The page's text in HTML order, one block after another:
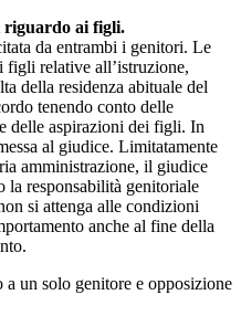
riguardo ai figli.
da entrambi i genitori. Le
figli relative all’istruzione,
della residenza abituale del
tenendo conto delle
delle aspirazioni dei figli. In
al giudice. Limitatamente
amministrazione, il giudice
la responsabilità genitoriale
si attenga alle condizioni
anche al fine della
un solo genitore e opposizione